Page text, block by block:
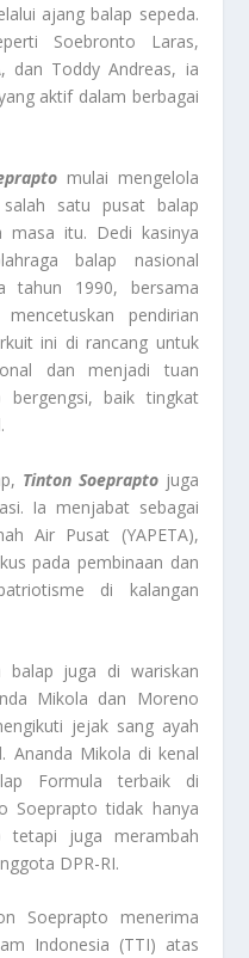
ajang balap sepeda.
Soebronto Laras,
dan Toddy Andreas, ia
aktif dalam berbagai
mulai mengelola
satu pusat balap
masa itu. Dedi kasinya
balap nasional
tahun 1990, bersama
pendirian
ini di rancang untuk
dan menjadi tuan
bergengsi, baik tingkat
Tinton Soepraptojuga
Ia menjabat sebagai
Air Pusat (YAPETA),
pada pembinaan dan
di kalangan
balap juga di wariskan
Mikola dan Moreno
jejak sang ayah
Ananda Mikola di kenal
Formula terbaik di
Soeprapto tidak hanya
tetapi juga merambah
DPR-RI.
Soeprapto menerima
Indonesia (TTI) atas